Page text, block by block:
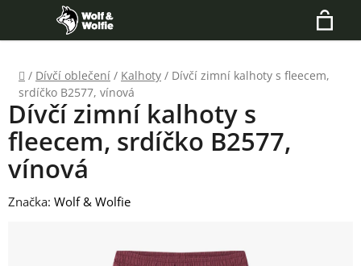
obsah
Hledat
Domů
/ Dívčí oblečení / Kalhoty / Dívčí zimní kalhoty s fleecem,
srdíčko B2577, vínová
Dívčí zimní kalhoty s
fleecem, srdíčko B2577,
vínová
Značka: Wolf & Wolfie